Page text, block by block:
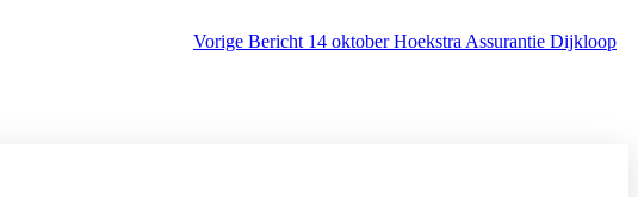
Vorige Bericht 14 oktober Hoekstra Assurantie Dijkloop